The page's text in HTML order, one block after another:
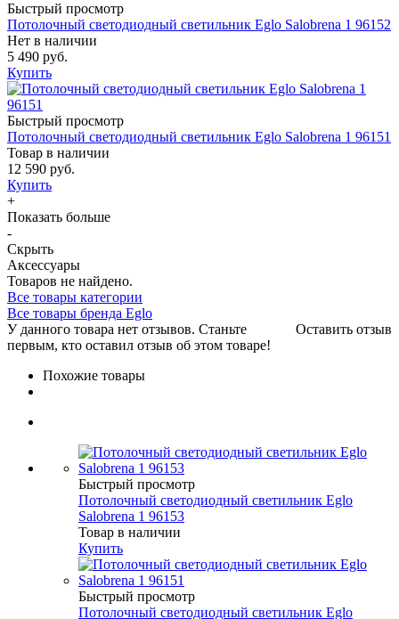
Быстрый просмотр
Потолочный светодиодный светильник Eglo Salobrena 1 96152
Нет в наличии
5 490 руб.
Купить
Быстрый просмотр
Потолочный светодиодный светильник Eglo Salobrena 1 96151
Товар в наличии
12 590 руб.
Купить
+
Показать больше
-
Скрыть
Аксессуары
Товаров не найдено.
Все товары категории
Все товары бренда Eglo
Оставить отзыв
У данного товара нет отзывов. Станьте
первым, кто оставил отзыв об этом товаре!
Похожие товары
Быстрый просмотр
Потолочный светодиодный светильник Eglo
Salobrena 1 96153
Товар в наличии
Купить
Быстрый просмотр
Потолочный светодиодный светильник Eglo